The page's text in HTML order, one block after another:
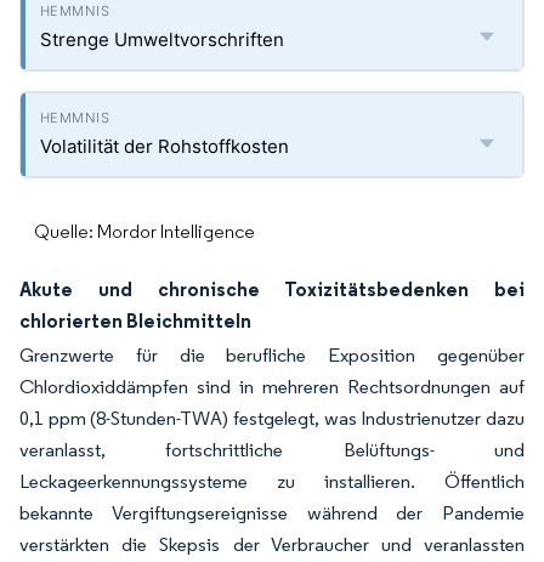
Strenge Umweltvorschriften
Volatilität der Rohstoffkosten
Quelle: Mordor Intelligence
Akute und chronische Toxizitätsbedenken bei
chlorierten Bleichmitteln
Grenzwerte für die berufliche Exposition gegenüber
Chlordioxiddämpfen sind in mehreren Rechtsordnungen auf
0,1 ppm (8-Stunden-TWA) festgelegt, was Industrienutzer dazu
veranlasst, fortschrittliche Belüftungs- und
Leckageerkennungssysteme zu installieren. Öffentlich
bekannte Vergiftungsereignisse während der Pandemie
verstärkten die Skepsis der Verbraucher und veranlassten